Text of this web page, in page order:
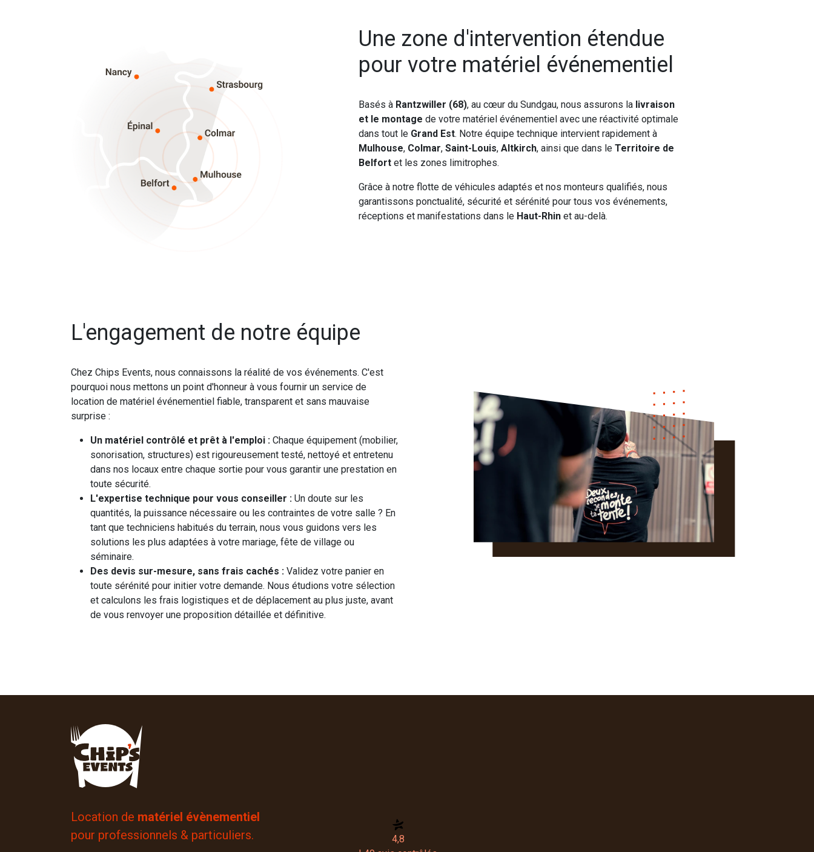
Une zone d'intervention étendue
pour votre matériel événementiel
Basés à Rantzwiller (68), au cœur du Sundgau, nous assurons la livraison
et le montage de votre matériel événementiel avec une réactivité optimale
dans tout le Grand Est. Notre équipe technique intervient rapidement à
Mulhouse, Colmar, Saint-Louis, Altkirch, ainsi que dans le Territoire de
Belfort et les zones limitrophes.
Grâce à notre flotte de véhicules adaptés et nos monteurs qualifiés, nous
garantissons ponctualité, sécurité et sérénité pour tous vos événements,
réceptions et manifestations dans le Haut-Rhin et au-delà.
L'engagement de notre équipe
Chez Chips Events, nous connaissons la réalité de vos événements. C'est
pourquoi nous mettons un point d'honneur à vous fournir un service de
location de matériel événementiel fiable, transparent et sans mauvaise
surprise :
Un matériel contrôlé et prêt à l'emploi : Chaque équipement (mobilier,
sonorisation, structures) est rigoureusement testé, nettoyé et entretenu
dans nos locaux entre chaque sortie pour vous garantir une prestation en
toute sécurité.
L'expertise technique pour vous conseiller : Un doute sur les
quantités, la puissance nécessaire ou les contraintes de votre salle ? En
tant que techniciens habitués du terrain, nous vous guidons vers les
solutions les plus adaptées à votre mariage, fête de village ou
séminaire.
Des devis sur-mesure, sans frais cachés : Validez votre panier en
toute sérénité pour initier votre demande. Nous étudions votre sélection
et calculons les frais logistiques et de déplacement au plus juste, avant
de vous renvoyer une proposition détaillée et définitive.
Location de matériel évènementiel
pour professionnels & particuliers.
4,8